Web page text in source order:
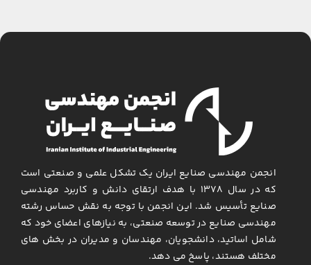
انجمن مهندسی صنایع ایران یک تشکل علمی و صنعتی است
که در سال ۱۳۷۸ با هدف ارتقای دانش و کاربرد مهندسی
صنایع تأسیس شد. این انجمن با توجه به نقش حساس رشته
مهندسی صنایع در توسعه صنعتی، به نیازهای اعضای خود که
شامل اساتید، دانشجویان، مهندسان و مدیران در بخش های
مختلف هستند، پاسخ می دهد.